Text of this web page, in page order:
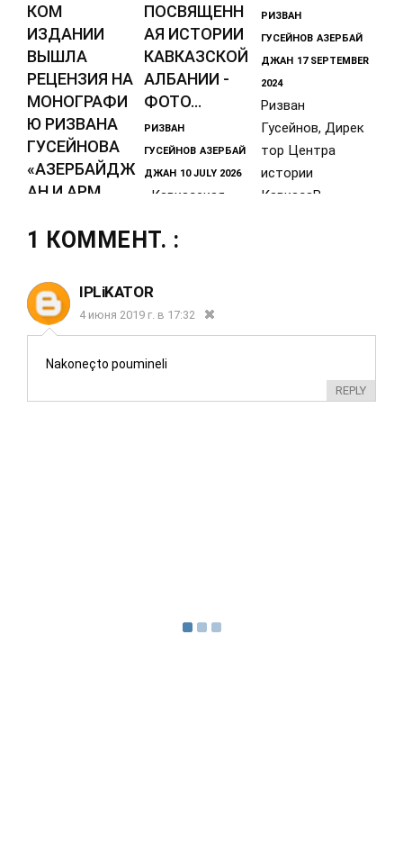
КОМ
ИЗДАНИИ
ВЫШЛА
РЕЦЕНЗИЯ НА
МОНОГРАФИ
Ю РИЗВАНА
ГУСЕЙНОВА
«АЗЕРБАЙДЖ
АН И АРМ...
ГУСЕЙНОВ
АЗЕРБАЙ
2026
В известном
турецком
журнале "Tarih ve
Günce" на
ПОСВЯЩЕНН
АЯ ИСТОРИИ
КАВКАЗСКОЙ
АЛБАНИИ -
ФОТО...
РИЗВАН
ГУСЕЙНОВ АЗЕРБАЙ
ДЖАН 10 JULY 2026
Кавказская
— одно из
государств на
территории
РИЗВАН
ГУСЕЙНОВ АЗЕРБАЙ
ДЖАН 17 SEPTEMBER
2024
Ризван
Гусейнов, Дирек
тор Центра
истории
КавказаВ
1 КОММЕНТ. :
IPLiKATOR
4 июня 2019 г. в 17:32
Nakoneçto poumineli
REPLY